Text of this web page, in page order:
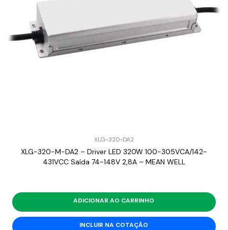
XLG-320-DA2
XLG-320-M-DA2 – Driver LED 320W 100-305VCA/142-
431VCC Saída 74-148V 2,8A – MEAN WELL
ADICIONAR AO CARRINHO
INCLUIR NA COTAÇÃO